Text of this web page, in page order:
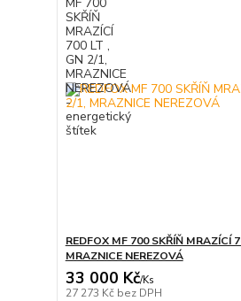
REDFOX MF 700 SKŘÍŇ MRAZÍCÍ
MRAZNICE NEREZOVÁ
33 000 Kč/Ks
27 273 Kč bez DPH